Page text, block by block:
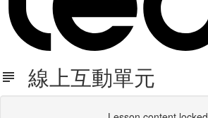
線上互動單元